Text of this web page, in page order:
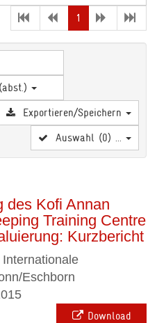
1
(current)
Exportieren/Speichern
Auswahl (0) ...
des Kofi Annan
Training Centre
Kurzbericht
Eschborn
Download